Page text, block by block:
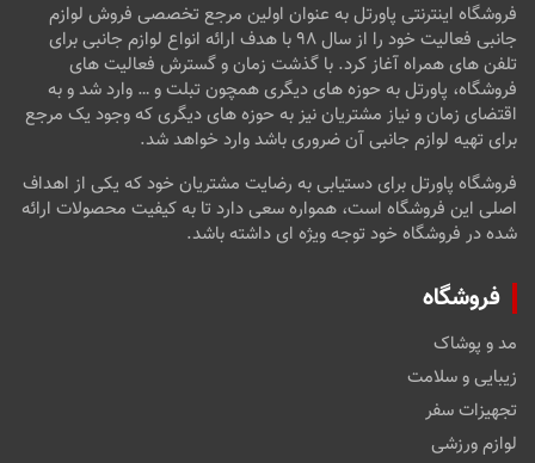
فروشگاه اینترنتی پاورتل به عنوان اولین مرجع تخصصی فروش لوازم
جانبی فعالیت خود را از سال ۹۸ با هدف ارائه انواع لوازم جانبی برای
تلفن های همراه آغاز کرد. با گذشت زمان و گسترش فعالیت های
فروشگاه، پاورتل به حوزه های دیگری همچون تبلت و … وارد شد و به
اقتضای زمان و نیاز مشتریان نیز به حوزه های دیگری که وجود یک مرجع
برای تهیه لوازم جانبی آن ضروری باشد وارد خواهد شد.
فروشگاه پاورتل برای دستیابی به رضایت مشتریان خود که یکی از اهداف
اصلی این فروشگاه است، همواره سعی دارد تا به کیفیت محصولات ارائه
شده در فروشگاه خود توجه ویژه ای داشته باشد.
فروشگاه
مد و پوشاک
زیبایی و سلامت
تجهیزات سفر
لوازم ورزشی